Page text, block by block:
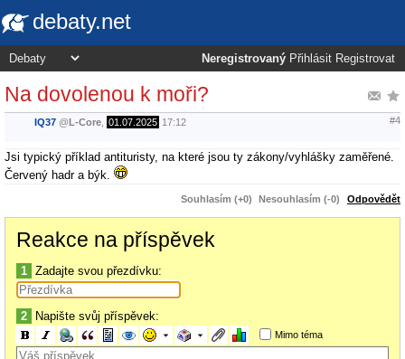
debaty.net
Neregistrovaný Přihlásit Registrovat
Na dovolenou k moři?
IQ37 @L-Core 01.07.2025 17:12 #4
Jsi typický příklad antituristy, na které jsou ty zákony/vyhlášky zaměřené.
Červený hadr a býk.
Souhlasím (+0) Nesouhlasím (-0) Odpovědět
Reakce na příspěvek
1 Zadajte svou přezdívku:
2 Napište svůj příspěvek:
Mimo téma